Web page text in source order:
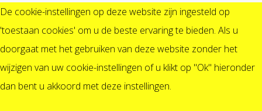
De cookie-instellingen op deze website zijn ingesteld op
'toestaan cookies' om u de beste ervaring te bieden. Als u
doorgaat met het gebruiken van deze website zonder het
wijzigen van uw cookie-instellingen of u klikt op "Ok" hieronder
dan bent u akkoord met deze instellingen.